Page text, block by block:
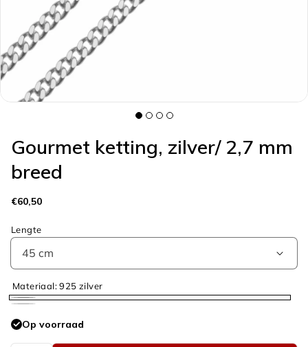
Gourmet ketting, zilver/ 2,7 mm
breed
Normale
€60,50
Lengte
Materiaal:925 zilver
925
zilver
925
uitverkocht
Op voorraad